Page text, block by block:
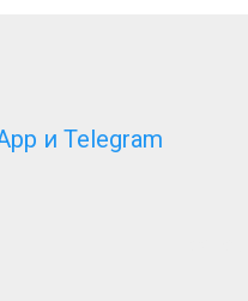
и Telegram